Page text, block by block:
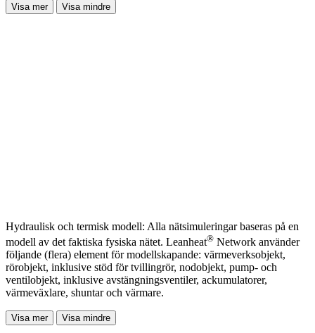
Visa mer Visa mindre
Hydraulisk och termisk modell: Alla nätsimuleringar baseras på en
modell av det faktiska fysiska nätet. Leanheat® Network använder
följande (flera) element för modellskapande: värmeverksobjekt,
rörobjekt, inklusive stöd för tvillingrör, nodobjekt, pump- och
ventilobjekt, inklusive avstängningsventiler, ackumulatorer,
värmeväxlare, shuntar och värmare.
Visa mer Visa mindre